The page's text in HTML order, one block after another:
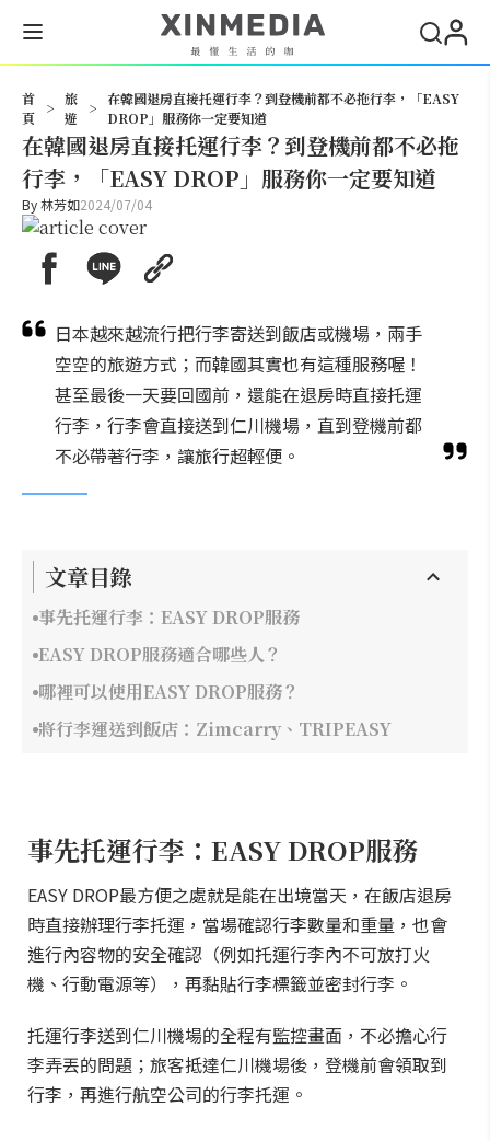
首
頁
>
旅
遊
>
在韓國退房直接托運行李？到登機前都不必拖行李，「EASY
DROP」服務你一定要知道
在韓國退房直接托運行李？到登機前都不必拖
行李，「EASY DROP」服務你一定要知道
By林芳如2024/07/04
日本越來越流行把行李寄送到飯店或機場，兩手
空空的旅遊方式；而韓國其實也有這種服務喔！
甚至最後一天要回國前，還能在退房時直接托運
行李，行李會直接送到仁川機場，直到登機前都
不必帶著行李，讓旅行超輕便。
文章目錄
事先托運行李：EASY DROP服務
EASY DROP服務適合哪些人？
哪裡可以使用EASY DROP服務？
將行李運送到飯店：Zimcarry、TRIPEASY
事先托運行李：EASY DROP服務
EASY DROP最方便之處就是能在出境當天，在飯店退房
時直接辦理行李托運，當場確認行李數量和重量，也會
進行內容物的安全確認（例如托運行李內不可放打火
機、行動電源等），再黏貼行李標籤並密封行李。
托運行李送到仁川機場的全程有監控畫面，不必擔心行
李弄丟的問題；旅客抵達仁川機場後，登機前會領取到
行李，再進行航空公司的行李托運。